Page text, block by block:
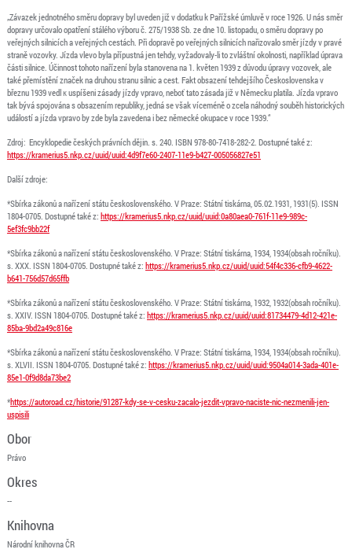
„Závazek jednotného směru dopravy byl uveden již v dodatku k Pařížské úmluvě v roce 1926. U nás směr
dopravy určovalo opatření stálého výboru č. 275/1938 Sb. ze dne 10. listopadu, o směru dopravy po
veřejných silnicích a veřejných cestách. Při dopravě po veřejných silnicích nařizovalo směr jízdy v pravé
straně vozovky. Jízda vlevo byla přípustná jen tehdy, vyžadovaly-li to zvláštní okolnosti, například úprava
části silnice. Účinnost tohoto nařízení byla stanovena na 1. květen 1939 z důvodu úpravy vozovek, ale
také přemístění značek na druhou stranu silnic a cest. Fakt obsazení tehdejšího Československa v
březnu 1939 vedl к uspíšeni zásady jízdy vpravo, neboť tato zásada již v Německu platila. Jízda vpravo
tak bývá spojována s obsazením republiky, jedná se však víceméně o zcela náhodný souběh historických
událostí a jízda vpravo by zde byla zavedena i bez německé okupace v roce 1939.“
Zdroj: Encyklopedie českých právních dějin. s. 240. ISBN 978-80-7418-282-2. Dostupné také z:
https://kramerius5.nkp.cz/uuid/uuid:4d9f7e60-2407-11e9-b427-005056827e51
Další zdroje:
*Sbírka zákonů a nařízení státu československého. V Praze: Státní tiskárna, 05.02.1931, 1931(5). ISSN
1804-0705. Dostupné také z: https://kramerius5.nkp.cz/uuid/uuid:0a80aea0-761f-11e9-989c-
5ef3fc9bb22f
*Sbírka zákonů a nařízení státu československého. V Praze: Státní tiskárna, 1934, 1934(obsah ročníku).
s. XXX. ISSN 1804-0705. Dostupné také z: https://kramerius5.nkp.cz/uuid/uuid:54f4c336-cfb9-4622-
b641-756d57d65ffb
*Sbírka zákonů a nařízení státu československého. V Praze: Státní tiskárna, 1932, 1932(obsah ročníku).
s. XXIV. ISSN 1804-0705. Dostupné také z: https://kramerius5.nkp.cz/uuid/uuid:81734479-4d12-421e-
85ba-9bd2a49c816e
*Sbírka zákonů a nařízení státu československého. V Praze: Státní tiskárna, 1934, 1934(obsah ročníku).
s. XLVII. ISSN 1804-0705. Dostupné také z: https://kramerius5.nkp.cz/uuid/uuid:9504a014-3ada-401e-
85e1-0f9d8da73be2
*https://autoroad.cz/historie/91287-kdy-se-v-cesku-zacalo-jezdit-vpravo-naciste-nic-nezmenili-jen-
uspisili
Obor
Právo
Okres
--
Knihovna
Národní knihovna ČR